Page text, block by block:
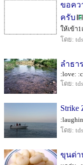
ขอคว
ครับ
ให้เข้า1
โดย:
ลำธา
:love:
โดย:
Strike
โดย:
ขุนด่า